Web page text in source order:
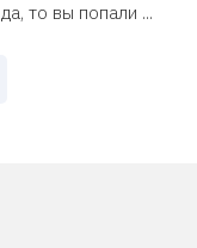
то вы попали ...